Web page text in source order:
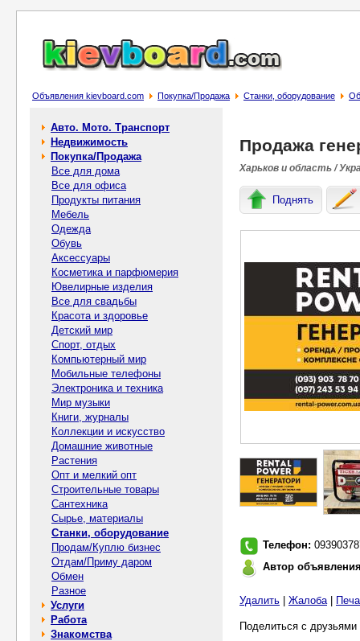
Объявления kievboard.com Покупка/Продажа Станки, оборудование
Авто. Мото. Транспорт
Недвижимость
Покупка/Продажа
Все для дома
Все для офиса
Продукты питания
Мебель
Одежда
Обувь
Аксессуары
Косметика и парфюмерия
Ювелирные изделия
Все для свадьбы
Красота и здоровье
Детский мир
Спорт, отдых
Компьютерный мир
Мобильные телефоны
Электроника и техника
Мир музыки
Книги, журналы
Коллекции и искусство
Домашние животные
Растения
Опт и мелкий опт
Строительные товары
Сантехника
Сырье, материалы
Станки, оборудование
Продам/Куплю бизнес
Отдам/Приму даром
Обмен
Разное
Услуги
Работа
Знакомства
Продажа
Харьков и область /
Поднять
Телефон:
Автор
Удалить Жалоба|
Поделиться с